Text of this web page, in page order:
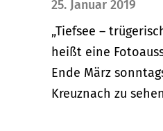
25. Januar 2019
„Tiefsee –
heißt eine
Ende März
Kreuznach zu